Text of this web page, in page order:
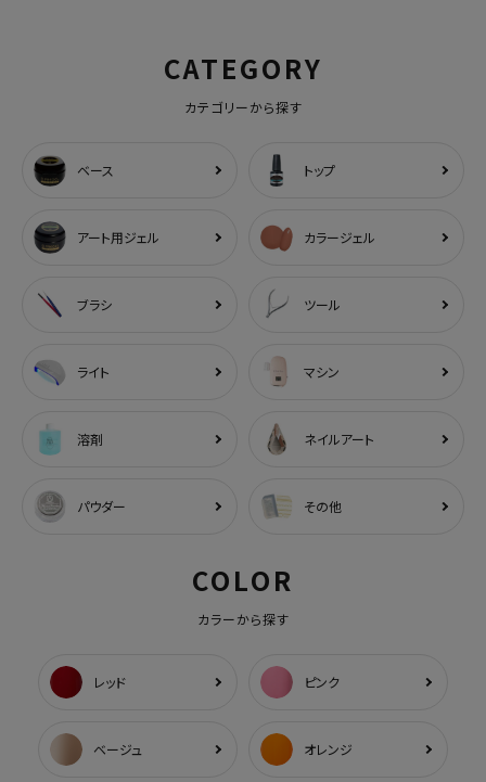
CATEGORY
カテゴリーから探す
ベース トップ
アート用ジェル カラージェル
ブラシ ツール
ライト マシン
溶剤 ネイルアート
パウダー その他
COLOR
カラーから探す
レッド ピンク
ベージュ オレンジ